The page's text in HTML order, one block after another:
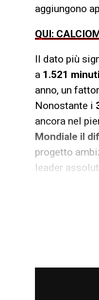
aggiungono
QUI:
Il dato più
a 1.521
anno, un
Nonostante i
ancora nel
Mondiale il
progetto
leader